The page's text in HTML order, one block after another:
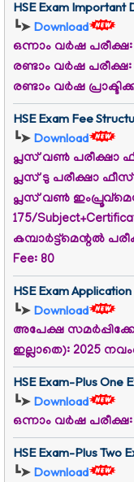
HSE Exam Important
┗➤ Download
ഒന്നാം വർഷ പരീക്ഷ:
രണ്ടാം വർഷ പരീക്ഷ:
രണ്ടാം വർഷ
HSE Exam Fee
┗➤ Download
പ്ലസ് വൺ പരീക്ഷാ
പ്ലസ് ടു പരീക്ഷാ
പ്ലസ് വൺ
175/
കമ്പാർട്ട്മെന്റൽ
Fee: 80
HSE Exam
┗➤ Download
അപേക്ഷ
ഇല്ലാതെ): 2025
HSE Exam-Plus One
┗➤ Download
ഒന്നാം വർഷ പരീക്ഷ:
HSE Exam-Plus Two
┗➤ Download